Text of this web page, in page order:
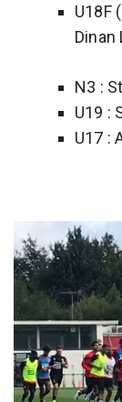
U18F
Dinan
N3 :
U19 :
U17 :